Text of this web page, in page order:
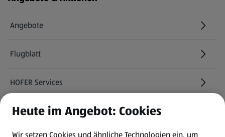
Angebote
Flugblatt
HOFER Services
Newsletter
Heute im Angebot: Cookies